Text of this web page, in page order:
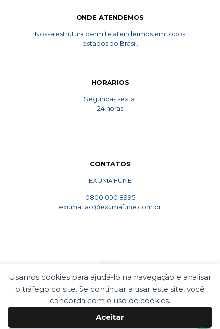
Usamos cookies para ajudá-lo na navegação e analisar
o tráfego do site. Se continuar a usar este site, você
concorda com o uso de cookies.
Aceitar
ONDE ATENDEMOS
Nossa estrutura permite atendermos em todos
estados do Brasil.
HORARIOS
Segunda- sexta:
24 horas
CONTATOS
EXUMA FUNE
0800 000 8995
exumacao@exumafune.com.br
© 2010 Exumafune. Todos direitos reservados- Ligue
0800 000 8995. Exumações de ossos em todo o Brasil.
Termos e condições
Politica de privacidade